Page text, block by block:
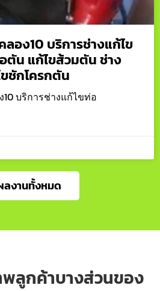
อง10 บริการช่างแก้ไข
น แก้ไขส้วมตัน ช่าง
ชักโครกตัน
บริการช่างแก้ไขท่อ
งานทั้งหมด
ลูกค้าบางส่วนของ